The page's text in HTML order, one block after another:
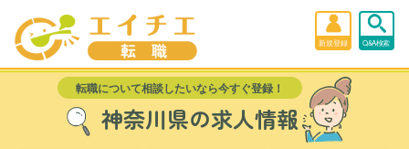
新規登録 Q&A検索
転職について相談したいなら今すぐ登録！
神奈川県の求人情報